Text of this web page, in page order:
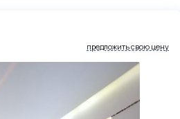
предложить свою цену